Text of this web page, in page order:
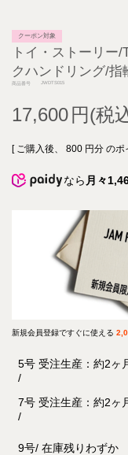
クーポン対象
トイ・ストーリー
クハンドリング/指
商品番号 JWDTS015
17,600
[ ご購入後、 800 円分 のポ
なら 月々
新規会員登録ですぐに使える
5号 受注生産：約2ヶ
7号 受注生産：約2ヶ
9号 在庫残りわずか